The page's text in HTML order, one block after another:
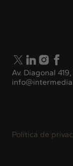
Av. Diagonal
Política de